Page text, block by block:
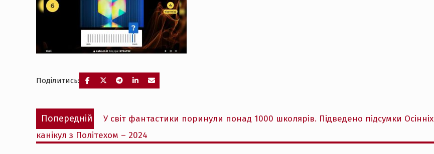
Поділитись:
Навігація
записів
Попередній
Попередній
запис:
У світ фантастики поринули понад 1000 школярів. Підведено підсумки Осінніх
канікул з Політехом – 2024